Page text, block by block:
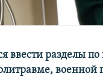
ввести разделы
военной